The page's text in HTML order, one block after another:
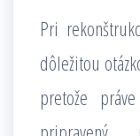
Pri
dôležitou
pretože